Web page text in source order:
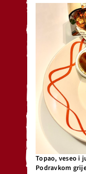
Topao, veseo i
Podravkom